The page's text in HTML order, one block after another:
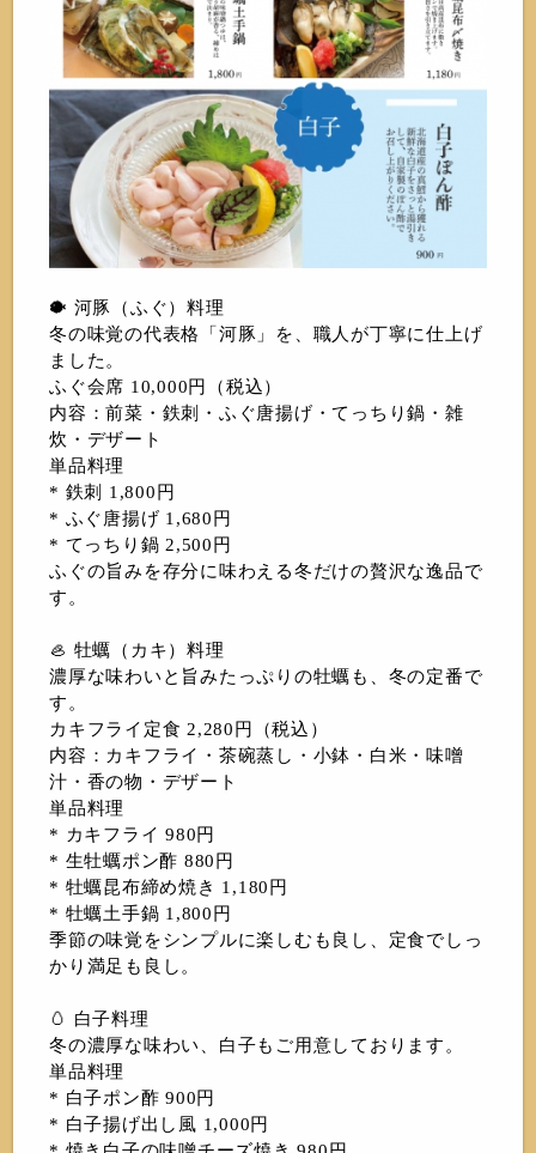
🐡 河豚（ふぐ）料理
冬の味覚の代表格「河豚」を、職人が丁寧に仕上げ
ました。
ふぐ会席 10,000円（税込）
内容：前菜・鉄刺・ふぐ唐揚げ・てっちり鍋・雑
炊・デザート
単品料理
* 鉄刺 1,800円
* ふぐ唐揚げ 1,680円
* てっちり鍋 2,500円
ふぐの旨みを存分に味わえる冬だけの贅沢な逸品で
す。
🦪 牡蠣（カキ）料理
濃厚な味わいと旨みたっぷりの牡蠣も、冬の定番で
す。
カキフライ定食 2,280円（税込）
内容：カキフライ・茶碗蒸し・小鉢・白米・味噌
汁・香の物・デザート
単品料理
* カキフライ 980円
* 生牡蠣ポン酢 880円
* 牡蠣昆布締め焼き 1,180円
* 牡蠣土手鍋 1,800円
季節の味覚をシンプルに楽しむも良し、定食でしっ
かり満足も良し。
🥚 白子料理
冬の濃厚な味わい、白子もご用意しております。
単品料理
* 白子ポン酢 900円
* 白子揚げ出し風 1,000円